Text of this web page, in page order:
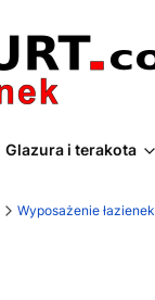
Glazura i terakota
Wyposażenie łazienek